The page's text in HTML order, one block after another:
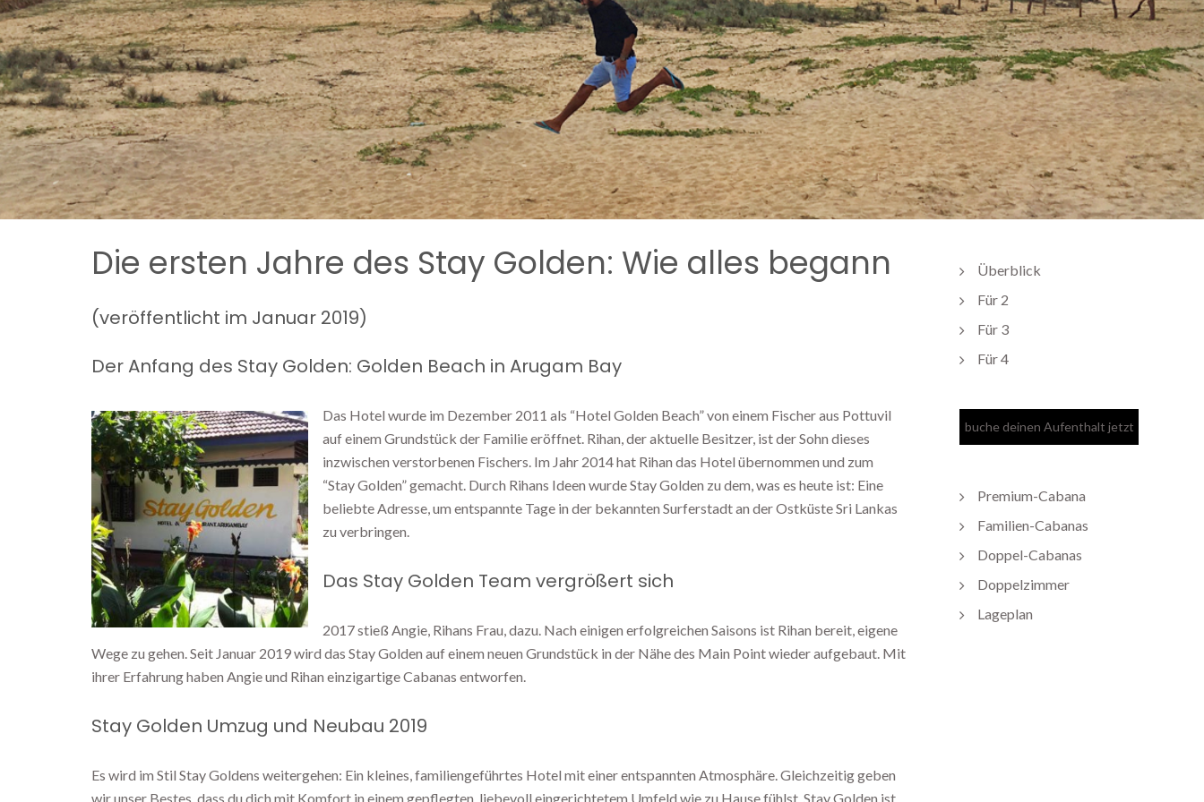
Die ersten Jahre des Stay Golden: Wie alles begann
(veröffentlicht im Januar 2019)
Der Anfang des Stay Golden: Golden Beach in Arugam Bay
Das Hotel wurde im Dezember 2011 als “Hotel Golden Beach” von einem Fischer aus Pottuvil
auf einem Grundstück der Familie eröffnet. Rihan, der aktuelle Besitzer, ist der Sohn dieses
inzwischen verstorbenen Fischers. Im Jahr 2014 hat Rihan das Hotel übernommen und zum
“Stay Golden” gemacht. Durch Rihans Ideen wurde Stay Golden zu dem, was es heute ist: Eine
beliebte Adresse, um entspannte Tage in der bekannten Surferstadt an der Ostküste Sri Lankas
zu verbringen.
Das Stay Golden Team vergrößert sich
2017 stieß Angie, Rihans Frau, dazu. Nach einigen erfolgreichen Saisons ist Rihan bereit, eigene
Wege zu gehen. Seit Januar 2019 wird das Stay Golden auf einem neuen Grundstück in der Nähe des Main Point wieder aufgebaut. Mit
ihrer Erfahrung haben Angie und Rihan einzigartige Cabanas entworfen.
Stay Golden Umzug und Neubau 2019
Es wird im Stil Stay Goldens weitergehen: Ein kleines, familiengeführtes Hotel mit einer entspannten Atmosphäre. Gleichzeitig geben
wir unser Bestes, dass du dich mit Komfort in einem gepflegten, liebevoll eingerichtetem Umfeld wie zu Hause fühlst. Stay Golden ist
Überblick
Für 2
Für 3
Für 4
Premium-Cabana
Familien-Cabanas
Doppel-Cabanas
Doppelzimmer
Lageplan